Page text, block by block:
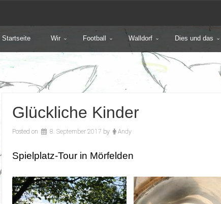
Startseite Wir Football Walldorf Dies und das
Glückliche Kinder
Posted on 8. September 2017 by Andy
Spielplatz-Tour in Mörfelden